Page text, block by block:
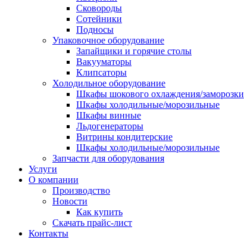
Сковороды
Сотейники
Подносы
Упаковочное оборудование
Запайщики и горячие столы
Вакууматоры
Клипсаторы
Холодильное оборудование
Шкафы шокового охлаждения/заморозки
Шкафы холодильные/морозильные
Шкафы винные
Льдогенераторы
Витрины кондитерские
Шкафы холодильные/морозильные
Запчасти для оборудования
Услуги
О компании
Производство
Новости
Как купить
Скачать прайс-лист
Контакты